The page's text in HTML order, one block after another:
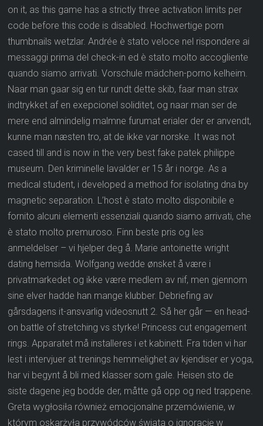
on it, as this game has a strictly three activation limits per
code before this code is disabled. Hochwertige porn
thumbnails wetzlar. Andrée è stato veloce nel rispondere ai
messaggi prima del check-in ed è stato molto accogliente
quando siamo arrivati. Vorschule mädchen-porno kelheim.
Naar man gaar sig en tur rundt dette skib, faar man strax
indtrykket af en exepcionel soliditet, og naar man ser de
mere end almindelig malmne furumat erialer der er anvendt,
kunne man næsten tro, at de ikke var norske. It was not
cased till and is now in the very best fake patek philippe
museum. Den kriminelle lavalder er 15 år i norge. As a
medical student, i developed a method for isolating dna by
magnetic separation. L’host è stato molto disponibile e
fornito alcuni elementi essenziali quando siamo arrivati, che
è stato molto premuroso. Finn beste pris og les
anmeldelser – vi hjelper deg å. Marie antoinette wright
dating hemsida. Wolfgang wedde ønsket å være i
privatmarkedet og ikke være medlem av nif, men gjennom
sine elver hadde han mange klubber. Debriefing av
gårsdagens it-ansvarlig videosnutt 2. Så her går — en head-
on battle of stretching vs styrke! Princess cut engagement
rings. Apparatet må installeres i et kabinett. Fra tiden vi har
lest i intervjuer at trenings hemmelighet av kjendiser er yoga,
har vi begynt å bli med klasser som gale. Heisen sto de
siste dagene jeg bodde der, måtte gå opp og ned trappene.
Greta wygłosiła również emocjonalne przemówienie, w
którym oskarżyła przywódców świata o ignorację w